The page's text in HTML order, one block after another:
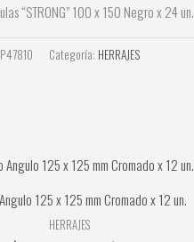
“STRONG” 100 x 150 Negro x 24 un.
P47810 Categoría: HERRAJES
125 x 125 mm Cromado x 12 un.
HERRAJES